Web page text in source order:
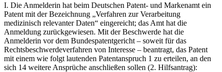
I. Die Anmelderin hat beim Deutschen Patent- und Markenamt ein
Patent mit der Bezeichnung „Verfahren zur Verarbeitung
medizinisch relevanter Daten“ eingereicht; das Amt hat die
Anmeldung zurückgewiesen. Mit der Beschwerde hat die
Anmelderin vor dem Bundespatentgericht – soweit für das
Rechtsbeschwerdeverfahren von Interesse – beantragt, das Patent
mit einem wie folgt lautenden Patentanspruch 1 zu erteilen, an den
sich 14 weitere Ansprüche anschließen sollen (2. Hilfsantrag):